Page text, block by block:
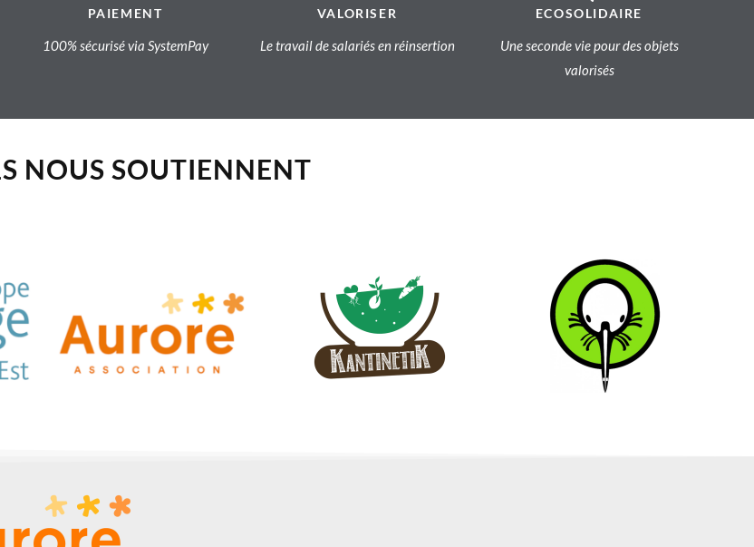
PAIEMENT
100% sécurisé via SystemPay
VALORISER
Le travail de salariés en réinsertion
ECOSOLIDAIRE
Une seconde vie pour des objets
valorisés
NOUS SOUTIENNENT